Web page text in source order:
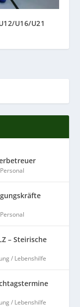
U16/U21
Personal
Personal
– Steirische
/ Lebenshilfe
/ Lebenshilfe